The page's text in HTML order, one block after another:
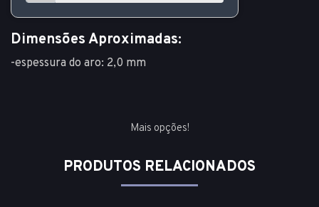
Dimensões Aproximadas:
-espessura do aro: 2,0 mm
Mais opções!
PRODUTOS RELACIONADOS